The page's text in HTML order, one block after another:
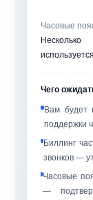
Часовые
Чего
Вам будет
поддержки
Биллинг
звонков —
Часовые
—